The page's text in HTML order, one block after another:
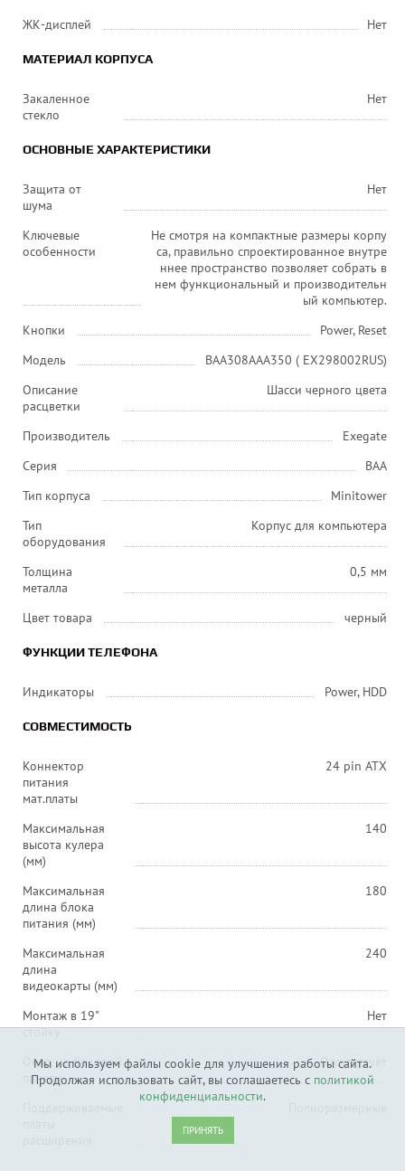
Мы используем файлы cookie для улучшения работы сайта.
Продолжая использовать сайт, вы соглашаетесь с политикой
конфиденциальности.
ПРИНЯТЬ
ЖК-дисплей Нет
МАТЕРИАЛ КОРПУСА
Закаленное
стекло
Нет
ОСНОВНЫЕ ХАРАКТЕРИСТИКИ
Защита от
шума
Нет
Ключевые
особенности
Не смотря на компактные размеры корпу
са, правильно спроектированное внутре
ннее пространство позволяет собрать в
нем функциональный и производительн
ый компьютер.
Кнопки
Power, Reset
Модель
BAA308AAA350 ( EX298002RUS)
Описание
расцветки
Шасси черного цвета
Производитель
Exegate
Серия
BAA
Тип корпуса
Minitower
Тип
оборудования
Корпус для компьютера
Толщина
металла
0,5 мм
Цвет товара черный
ФУНКЦИИ ТЕЛЕФОНА
Индикаторы Power, HDD
СОВМЕСТИМОСТЬ
Коннектор
питания
мат.платы
24 pin ATX
Максимальная
высота кулера
(мм)
140
Максимальная
длина блока
питания (мм)
180
Максимальная
длина
видеокарты (мм)
240
Монтаж в 19"
стойку
Нет
Окно на боковой
панели
Отсутствует